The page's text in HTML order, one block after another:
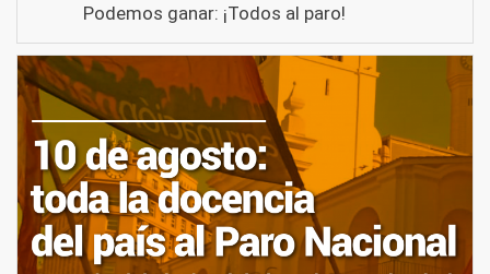
Podemos ganar: ¡Todos al paro!